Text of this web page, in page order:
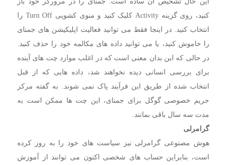
کنید، روی گزینه Activity کلیک کنید و منوی کشویی Turn Off را
انتخاب کنید. در اینجا فقط می توانید فعالیت اپلیکیشن های جمنای
را خاموش کنید، یا می توانید داده های مکالمه خود را حذف کنید.
در حالی که این بدان معنی است که در اغلب موارد چت های آینده
برای بررسی انسانی دیده نخواهند شد، داده هایی که از قبل
انتخاب شده از طریق این فرآیند پاک نمی شوند. به گفته مرکز
حریم خصوصی گوگل برای جمنای، این چت ها ممکن است به
مدت سه سال باقی بمانند.
گرامرلی
هوش مصنوعی گرامرلی نیز سیاست های خود را به روز کرده
است، بنابراین حساب های شخصی اکنون می توانند از آموزش